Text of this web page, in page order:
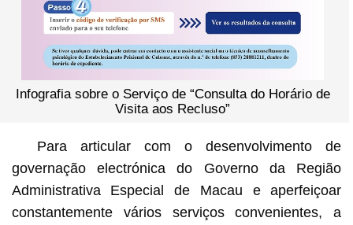
Infografia sobre o Serviço de “Consulta do Horário de
Visita aos Recluso”
Para articular com o desenvolvimento de
governação electrónica do Governo da Região
Administrativa Especial de Macau e aperfeiçoar
constantemente vários serviços convenientes, a